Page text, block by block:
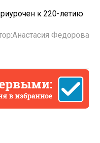
к 220-летию
Анастасия Федорова